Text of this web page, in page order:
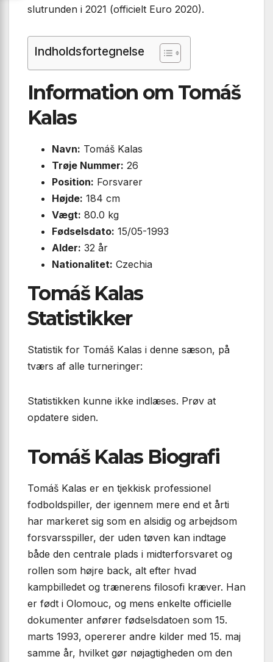
slutrunden i 2021 (officielt Euro 2020).
Indholdsfortegnelse
Information om Tomáš
Kalas
Navn: Tomáš Kalas
Trøje Nummer: 26
Position: Forsvarer
Højde: 184 cm
Vægt: 80.0 kg
Fødselsdato: 15/05-1993
Alder: 32 år
Nationalitet: Czechia
Tomáš Kalas
Statistikker
Statistik for Tomáš Kalas i denne sæson, på
tværs af alle turneringer:
Statistikken kunne ikke indlæses. Prøv at
opdatere siden.
Tomáš Kalas Biografi
Tomáš Kalas er en tjekkisk professionel
fodboldspiller, der igennem mere end et årti
har markeret sig som en alsidig og arbejdsom
forsvarsspiller, der uden tøven kan indtage
både den centrale plads i midterforsvaret og
rollen som højre back, alt efter hvad
kampbilledet og trænerens filosofi kræver. Han
er født i Olomouc, og mens enkelte officielle
dokumenter anfører fødselsdatoen som 15.
marts 1993, opererer andre kilder med 15. maj
samme år, hvilket gør nøjagtigheden om den